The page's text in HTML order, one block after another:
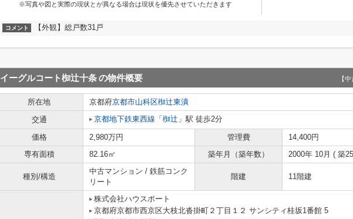
※写真や図と実際の現状とが異なる場合は現状を優先させていただきます
コメント 【外観】総戸数31戸
イーグルコート椥辻十条の物件概要 【
所在地 京都府京都市山科区椥辻東潰
交通
京都地下鉄東西線 「 椥辻 」駅 徒歩2分
価格 2,980万円 管理費
14,400円
専有面積
82.16㎡ 築年月（築年数） 2000年 10月 ( 築
種別/構造
中古マンション / 鉄筋コンク
リート
階建 11階建
株式会社ハウスポート
京都府京都市西京区大枝北沓掛町２丁目１２ サンシティ桂坂1番館 5